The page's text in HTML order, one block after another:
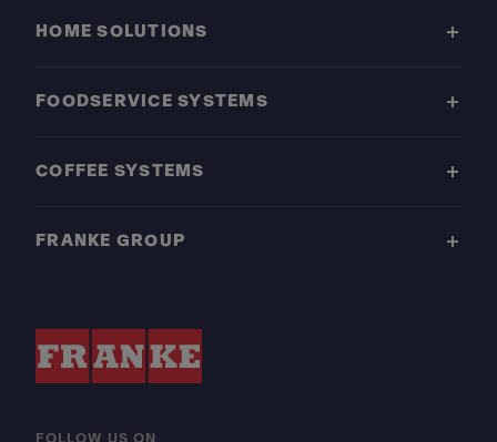
HOME SOLUTIONS
FOODSERVICE SYSTEMS
COFFEE SYSTEMS
FRANKE GROUP
FOLLOW US ON